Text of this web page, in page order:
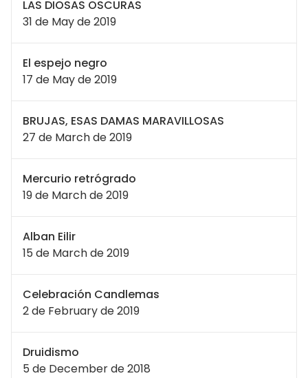
LAS DIOSAS OSCURAS
31 de May de 2019
El espejo negro
17 de May de 2019
BRUJAS, ESAS DAMAS MARAVILLOSAS
27 de March de 2019
Mercurio retrógrado
19 de March de 2019
Alban Eilir
15 de March de 2019
Celebración Candlemas
2 de February de 2019
Druidismo
5 de December de 2018